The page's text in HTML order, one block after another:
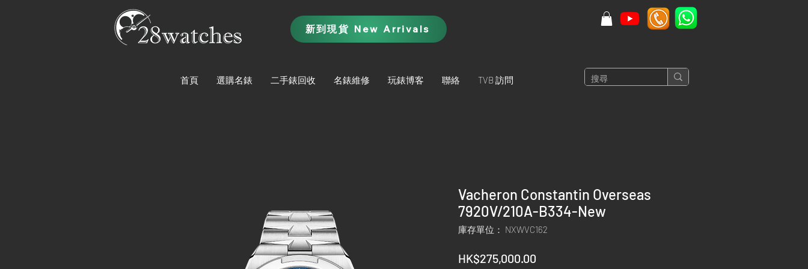
新到現貨 New Arrivals
首頁 選購名錶 二手錶回收 名錶維修 玩錶博客 聯絡 TVB 訪問
Vacheron Constantin Overseas
7920V/210A-B334-New
庫存單位： NXWVC162
HK$275,000.00